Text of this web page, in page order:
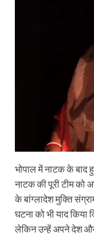
भोपाल में नाटक के बाद
नाटक की पूरी टीम को
के बांग्लादेश मुक्ति
घटना को भी याद
लेकिन उन्हें अपने देश और